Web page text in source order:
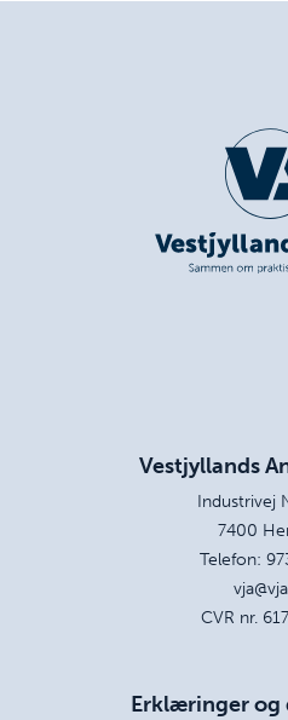
Vestjyllands
Industrivej
7400
Telefon:
CVR nr.
Erklæringer og